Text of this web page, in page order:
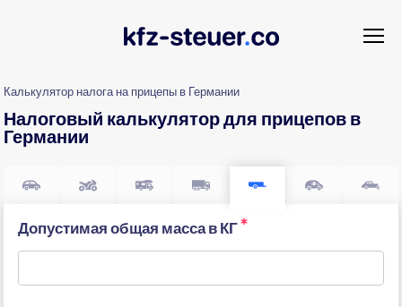
Калькулятор налога на прицепы в Германии
Налоговый калькулятор для прицепов в
Германии
Допустимая общая масса в КГ*